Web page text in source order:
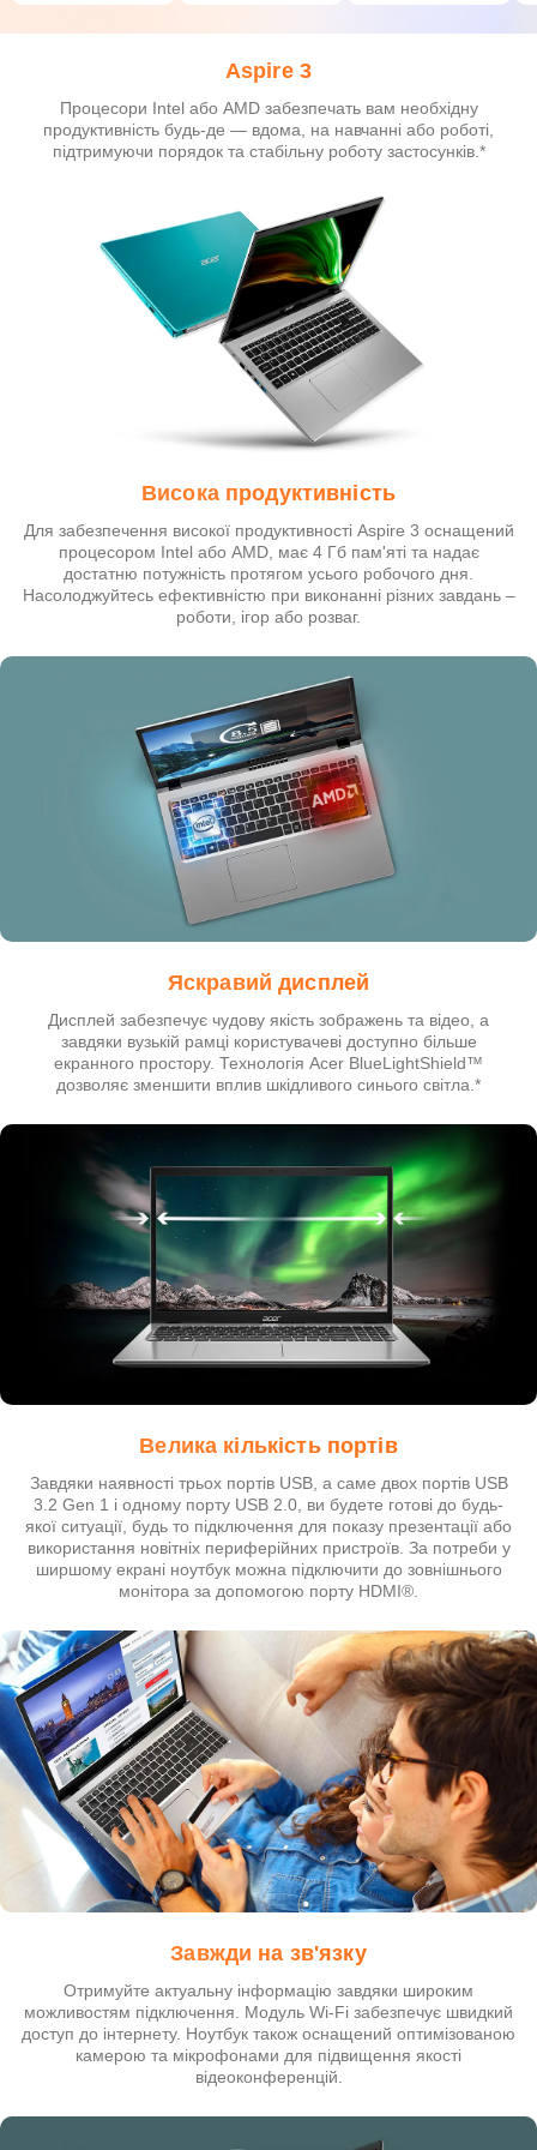
Aspire 3
Процесори Intel або AMD забезпечать вам необхідну
продуктивність будь-де — вдома, на навчанні або роботі,
підтримуючи порядок та стабільну роботу застосунків.*
Висока продуктивність
Для забезпечення високої продуктивності Aspire 3 оснащений
процесором Intel або AMD, має 4 Гб пам'яті та надає
достатню потужність протягом усього робочого дня.
Насолоджуйтесь ефективністю при виконанні різних завдань –
роботи, ігор або розваг.
Яскравий дисплей
Дисплей забезпечує чудову якість зображень та відео, а
завдяки вузькій рамці користувачеві доступно більше
екранного простору. Технологія Acer BlueLightShield™
дозволяє зменшити вплив шкідливого синього світла.*
Велика кількість портів
Завдяки наявності трьох портів USB, а саме двох портів USB
3.2 Gen 1 і одному порту USB 2.0, ви будете готові до будь-
якої ситуації, будь то підключення для показу презентації або
використання новітніх периферійних пристроїв. За потреби у
ширшому екрані ноутбук можна підключити до зовнішнього
монітора за допомогою порту HDMI®.
Завжди на зв'язку
Отримуйте актуальну інформацію завдяки широким
можливостям підключення. Модуль Wi-Fi забезпечує швидкий
доступ до інтернету. Ноутбук також оснащений оптимізованою
камерою та мікрофонами для підвищення якості
відеоконференцій.